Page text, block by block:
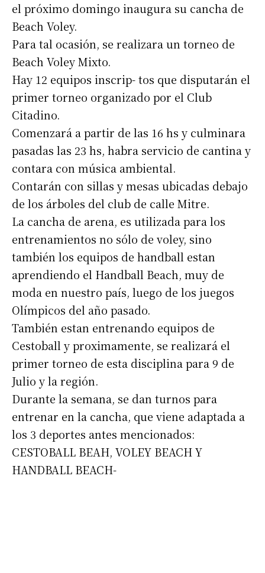
el próximo domingo inaugura su cancha de
Beach Voley.
Para tal ocasión, se realizara un torneo de
Beach Voley Mixto.
Hay 12 equipos inscrip- tos que disputarán el
primer torneo organizado por el Club
Citadino.
Comenzará a partir de las 16 hs y culminara
pasadas las 23 hs, habra servicio de cantina y
contara con música ambiental.
Contarán con sillas y mesas ubicadas debajo
de los árboles del club de calle Mitre.
La cancha de arena, es utilizada para los
entrenamientos no sólo de voley, sino
también los equipos de handball estan
aprendiendo el Handball Beach, muy de
moda en nuestro país, luego de los juegos
Olímpicos del año pasado.
También estan entrenando equipos de
Cestoball y proximamente, se realizará el
primer torneo de esta disciplina para 9 de
Julio y la región.
Durante la semana, se dan turnos para
entrenar en la cancha, que viene adaptada a
los 3 deportes antes mencionados:
CESTOBALL BEAH, VOLEY BEACH Y
HANDBALL BEACH-